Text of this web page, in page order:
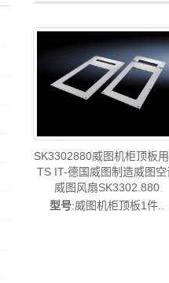
SK3302880威图机柜顶板
TS IT-德国威图制造威图空
威图风扇SK3302.880
型号:威图机柜顶板1件..